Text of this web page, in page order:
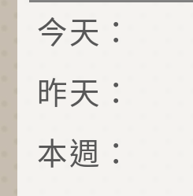
今天：
昨天：
本週：